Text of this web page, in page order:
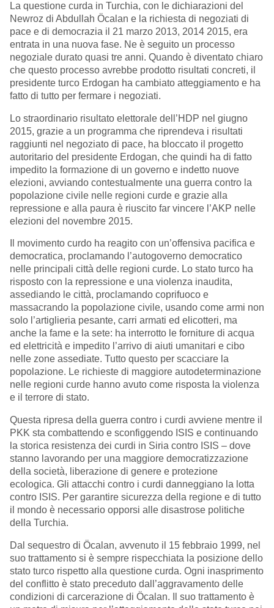
La questione curda in Turchia, con le dichiarazioni del
Newroz di Abdullah Öcalan e la richiesta di negoziati di
pace e di democrazia il 21 marzo 2013, 2014 2015, era
entrata in una nuova fase. Ne è seguito un processo
negoziale durato quasi tre anni. Quando è diventato chiaro
che questo processo avrebbe prodotto risultati concreti, il
presidente turco Erdogan ha cambiato atteggiamento e ha
fatto di tutto per fermare i negoziati.
Lo straordinario risultato elettorale dell’HDP nel giugno
2015, grazie a un programma che riprendeva i risultati
raggiunti nel negoziato di pace, ha bloccato il progetto
autoritario del presidente Erdogan, che quindi ha di fatto
impedito la formazione di un governo e indetto nuove
elezioni, avviando contestualmente una guerra contro la
popolazione civile nelle regioni curde e grazie alla
repressione e alla paura è riuscito far vincere l’AKP nelle
elezioni del novembre 2015.
Il movimento curdo ha reagito con un’offensiva pacifica e
democratica, proclamando l’autogoverno democratico
nelle principali città delle regioni curde. Lo stato turco ha
risposto con la repressione e una violenza inaudita,
assediando le città, proclamando coprifuoco e
massacrando la popolazione civile, usando come armi non
solo l’artiglieria pesante, carri armati ed elicotteri, ma
anche la fame e la sete: ha interrotto le forniture di acqua
ed elettricità e impedito l’arrivo di aiuti umanitari e cibo
nelle zone assediate. Tutto questo per scacciare la
popolazione. Le richieste di maggiore autodeterminazione
nelle regioni curde hanno avuto come risposta la violenza
e il terrore di stato.
Questa ripresa della guerra contro i curdi avviene mentre il
PKK sta combattendo e sconfiggendo ISIS e continuando
la storica resistenza dei curdi in Siria contro ISIS – dove
stanno lavorando per una maggiore democratizzazione
della società, liberazione di genere e protezione
ecologica. Gli attacchi contro i curdi danneggiano la lotta
contro ISIS. Per garantire sicurezza della regione e di tutto
il mondo è necessario opporsi alle disastrose politiche
della Turchia.
Dal sequestro di Öcalan, avvenuto il 15 febbraio 1999, nel
suo trattamento si è sempre rispecchiata la posizione dello
stato turco rispetto alla questione curda. Ogni inasprimento
del conflitto è stato preceduto dall’aggravamento delle
condizioni di carcerazione di Öcalan. Il suo trattamento è